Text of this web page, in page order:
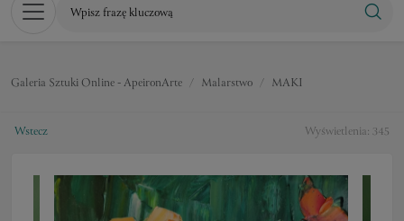
Galeria Sztuki Online - ApeironArte Malarstwo MAKI
Wyświetlenia: 345
Wstecz